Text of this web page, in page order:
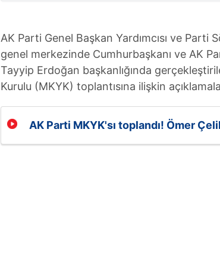
AK Parti Genel Başkan Yardımcısı ve Parti
genel merkezinde Cumhurbaşkanı ve AK
Tayyip Erdoğan başkanlığında
Kurulu (MKYK) toplantısına ilişkin
AK Parti MKYK'sı toplandı! Ömer